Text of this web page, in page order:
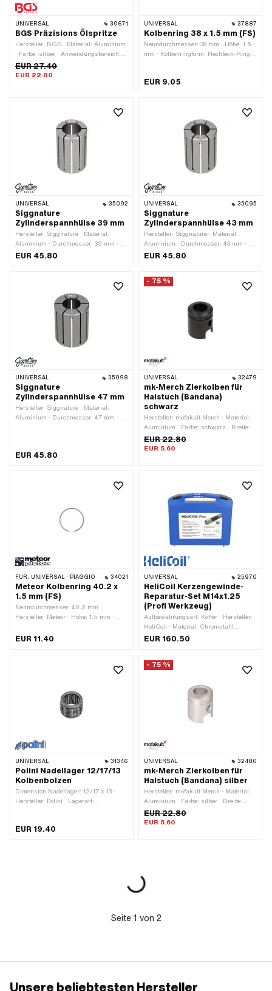
UNIVERSAL 30671
BGS Präzisions Ölspritze
Hersteller: BGS · Material: Aluminium
· Farbe: silber · Anwendungsbereich:
Öl
EUR 27.40
EUR 22.80
UNIVERSAL 37887
Kolbenring 38 x 1.5 mm (FS)
Nenndurchmesser: 38 mm · Höhe: 1.5
mm · Kolbenringform: Rechteck-Ring ·
EUR 9.05
UNIVERSAL 35092
Siggnature
Zylinderspannhülse 39 mm
Hersteller: Siggnature · Material:
Aluminium · Durchmesser: 39 mm · Ø
aussen: 38.6 - 39.6 mm · Ø innen: 24
Anwendungsbereich: Spezialwerkzeug
EUR 45.80
UNIVERSAL 35095
Siggnature
Zylinderspannhülse 43 mm
Hersteller: Siggnature · Material:
Aluminium · Durchmesser: 43 mm · Ø
aussen: 42.6 - 43.6 mm · Ø innen: 24
Bestandteile: 1 Stk. ·
Anwendungsbereich: Spezialwerkzeug
EUR 45.80
UNIVERSAL 35098
Siggnature
Zylinderspannhülse 47 mm
Hersteller: Siggnature · Material:
Aluminium · Durchmesser: 47 mm · Ø
Bestandteile: 1 Stk. ·
EUR 45.80
- 75 %
UNIVERSAL 32479
mk-Merch Zierkolben für
Halstuch (Bandana)
schwarz
Hersteller: mofakult Merch · Material:
Aluminium · Farbe: schwarz · Breite:
24.6 mm · Gesamtlänge: 30 mm
EUR 22.80
EUR 5.60
FÜR: UNIVERSAL · PIAGGIO 34021
Meteor Kolbenring 40.2 x
1.5 mm (FS)
Nenndurchmesser: 40.2 mm ·
Hersteller: Meteor · Höhe: 1.5 mm ·
Kolbenringstoss: Flankensicherung
EUR 11.40
UNIVERSAL 25970
HeliCoil Kerzengewinde-
Reparatur-Set M14x1.25
(Profi Werkzeug)
Aufbewahrungsart: Koffer · Hersteller:
HeliCoil · Material: Chromstahl
(umgangssprachlich bekannt als
(Gewinde): 14 mm · Dimension
Gewindeeinsatz: 0.5D · Dimension
Gewindeeinsatz: 1D · Dimension
Gewindeeinsatz: 1.5D · Dimension
Aufbewahrungsbox [mm]: 250 x 50 x
220 mm · Anzahl Bestandteile: 30
Stk. · Anwendungsbereich:
EUR 160.50
UNIVERSAL 31346
Polini Nadellager 12/17/13
Kolbenbolzen
Dimension Nadellager: 12/17 x 13 ·
Hersteller: Polini · Lagerart:
EUR 19.40
- 75 %
UNIVERSAL 32480
mk-Merch Zierkolben für
Halstuch (Bandana) silber
Hersteller: mofakult Merch · Material:
Aluminium · Farbe: silber · Breite:
24.6 mm · Gesamtlänge: 30 mm
EUR 22.80
EUR 5.60
Seite 1 von 2
Unsere beliebtesten Hersteller